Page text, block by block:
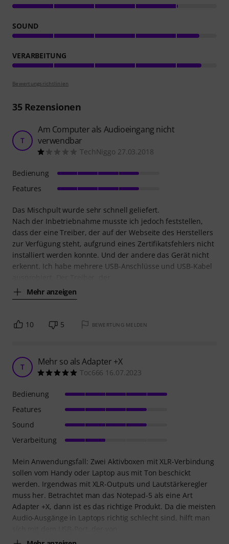
SOUND
VERARBEITUNG
Bewertungsrichtlinien
35Rezensionen
T
Am Computer als Audioeingang nicht
verwendbar
TechNiggo 27.03.2018
Das Mischpult wurde sehr schnell geliefert.
Nach der Inbetriebnahme musste ich jedoch feststellen,
dass der eine Treiber, der auf der Webseite des Herstellers
zur Verfügung steht, aufgrund eines Zertifikatsfehlers nicht
installiert werden konnte. Und der andere das Gerät nicht
erkennt. Ich habe mehrere USB-Anschlüsse und USB-Kabel
Mehr anzeigen
Bedienung
Features
10 5 BEWERTUNG MELDEN
T Mehr so als Adapter +X
Toc666 16.07.2023
Mein Anwendungsfall: Zwei Aktivboxen mit XLR-Verbindung
sollen vom Handy oder Laptop aus mit Ton beschickt
werden. Irgendwas mit XLR-Outputs und Lautstärkeregler
muss her. Betrachtet man das Notepad-5 als eine Art
Adapter +X, dann ist es das richtige Produkt. Da die meisten
Audio-Ausgänge in Laptops richtig schlecht sind, hilft man
Bedienung
Features
Sound
Verarbeitung